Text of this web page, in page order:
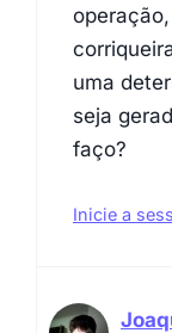
uma
seja
faço?
Inicie a